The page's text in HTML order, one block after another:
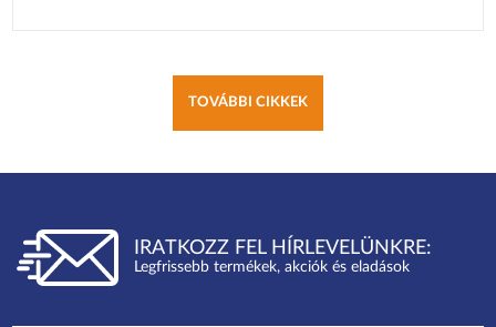
TOVÁBBI CIKKEK
IRATKOZZ FEL HÍRLEVELÜNKRE:
Legfrissebb termékek, akciók és eladások